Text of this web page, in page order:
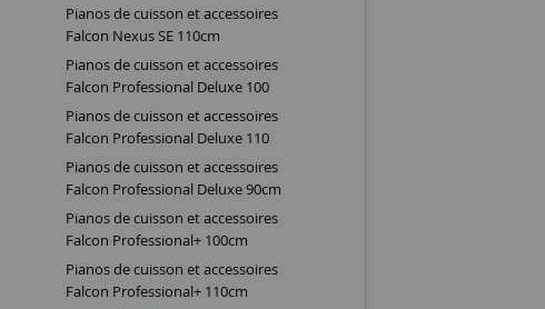
Pianos de cuisson et accessoires
Falcon Nexus SE 110cm
Pianos de cuisson et accessoires
Falcon Professional Deluxe 100
Pianos de cuisson et accessoires
Falcon Professional Deluxe 110
Pianos de cuisson et accessoires
Falcon Professional Deluxe 90cm
Pianos de cuisson et accessoires
Falcon Professional+ 100cm
Pianos de cuisson et accessoires
Falcon Professional+ 110cm